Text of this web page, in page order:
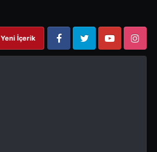
Yeni İçerik
FacebookTwitter YouTube Instagram